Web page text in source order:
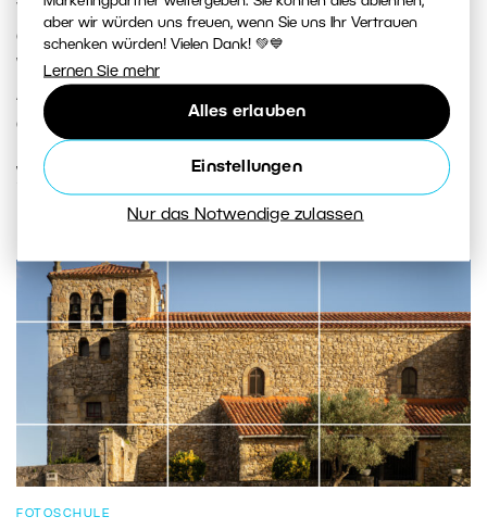
aber wir würden uns freuen, wenn Sie uns Ihr Vertrauen
schenken würden! Vielen Dank! 💚💙
Lernen Sie mehr
Alles erlauben
Einstellungen
Nur das Notwendige zulassen
verpassen sollte – von der italienischen Toskana über
das Gebirge Montenegros bis zur kroatischen Küste.
Wir zeigen Ihnen, wohin Sie sich auf der Suche nach
Architektur, Landschaft und authentischem Landleben
aufmachen können.
WEITERLESEN
FOTOSCHULE